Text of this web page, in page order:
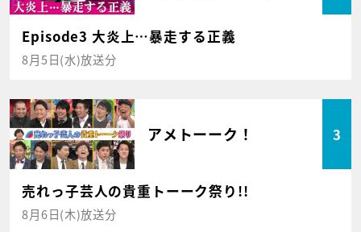
Episode3 大炎上…暴走する正義
8月5日(水)放送分
アメトーーク！ 3
売れっ子芸人の貴重トーーク祭り!!
8月6日(木)放送分